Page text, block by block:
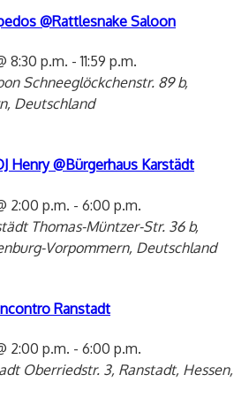
@Rattlesnake Saloon
8:30 p.m. -11:59 p.m.
Schneeglöckchenstr. 89 b,
Deutschland
Henry @Bürgerhaus Karstädt
2:00 p.m. - 6:00 p.m.
Thomas-Müntzer-Str. 36 b,
Vorpommern, Deutschland
Ranstadt
2:00 p.m. - 6:00 p.m.
Oberriedstr. 3, Ranstadt, Hessen,